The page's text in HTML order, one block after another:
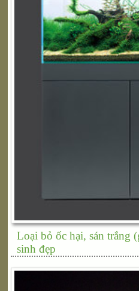
Loại bỏ ốc hại, sán trắng
sinh đẹp